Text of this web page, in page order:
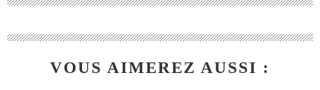
VOUS AIMEREZ AUSSI :